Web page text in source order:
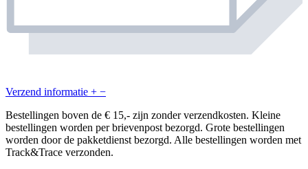
Verzend informatie + −
Bestellingen boven de € 15,- zijn zonder verzendkosten. Kleine
bestellingen worden per brievenpost bezorgd. Grote bestellingen
worden door de pakketdienst bezorgd. Alle bestellingen worden met
Track&Trace verzonden.